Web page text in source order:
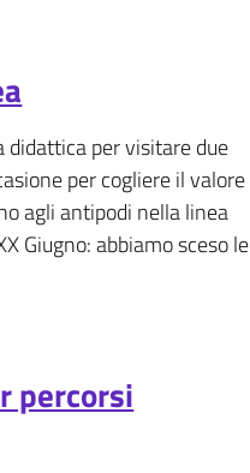
didattica per visitare due
per cogliere il valore
agli antipodi nella linea
Giugno: abbiamo sceso le
percorsi